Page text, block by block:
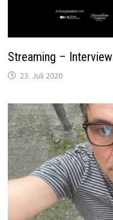
Streaming – Interview
23. Juli 2020